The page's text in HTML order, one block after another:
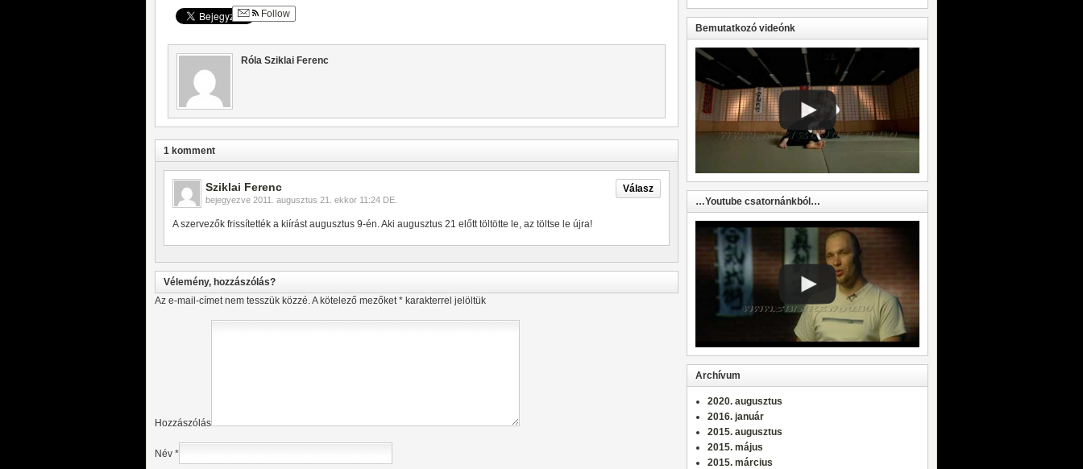
Follow
Róla Sziklai Ferenc
1 komment
Válasz
Sziklai Ferenc
bejegyezve 2011. augusztus 21. ekkor 11:24 DE.
A szervezők frissítették a kiírást augusztus 9-én. Aki augusztus 21 előtt töltötte le, az töltse le újra!
Vélemény, hozzászólás?
Az e-mail-címet nem tesszük közzé.A kötelező mezőket* karakterrel jelöltük
Hozzászólás
Név *
Bemutatkozó videónk
…Youtube csatornánkból…
Archívum
2020. augusztus
2016. január
2015. augusztus
2015. május
2015. március